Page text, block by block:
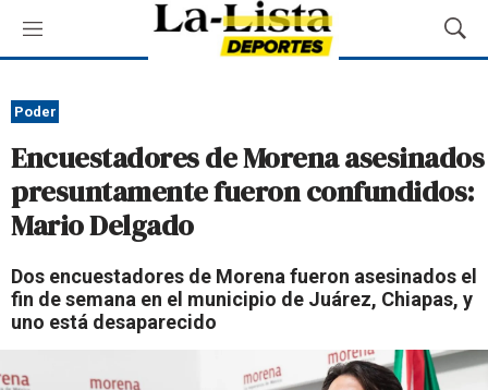
M
e
ú
M
o
a
r
B
q
u
e
a
Poder
Encuestadores de Morena asesinados
presuntamente fueron confundidos:
Mario Delgado
Dos encuestadores de Morena fueron asesinados el
fin de semana en el municipio de Juárez, Chiapas, y
uno está desaparecido